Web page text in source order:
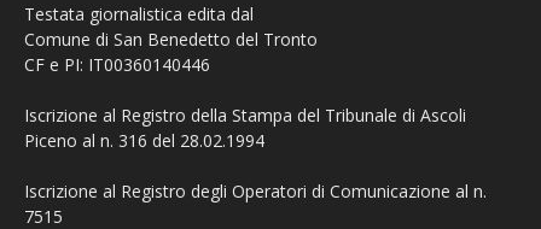
Testata giornalistica edita dal
Comune di San Benedetto del Tronto
CF e PI: IT00360140446
Iscrizione al Registro della Stampa del Tribunale di Ascoli
Piceno al n. 316 del 28.02.1994
Iscrizione al Registro degli Operatori di Comunicazione al n.
7515